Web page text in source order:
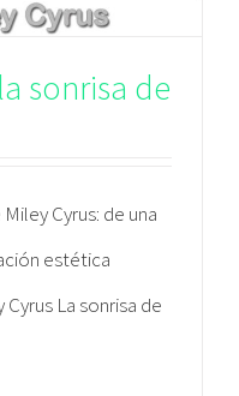
sonrisa de
Cyrus: de una
estética
La sonrisa de